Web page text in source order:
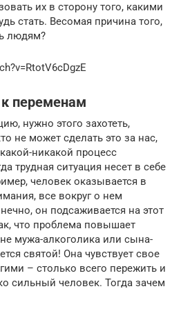
их в сторону того, какими
стать. Весомая причина того,
людям?
к переменам
нужно этого захотеть,
не может сделать это за нас,
никакой процесс
трудная ситуация несет в себе
человек оказывается в
все вокруг о нем
он подсаживается на этот
что проблема повышает
мужа-алкоголика или сына-
святой! Она чувствует свое
– столько всего пережить и
сильный человек. Тогда зачем